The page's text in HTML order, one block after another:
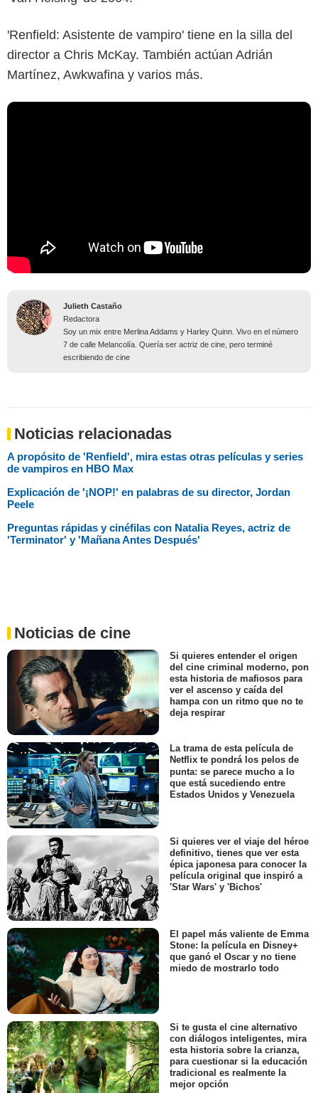
'Renfield: Asistente de vampiro' tiene en la silla del
director a Chris McKay. También actúan Adrián
Martínez, Awkwafina y varios más.
Julieth Castaño
Redactora
Soy un mix entre Merlina Addams y Harley Quinn. Vivo en el número
7 de calle Melancolía. Quería ser actriz de cine, pero terminé
escribiendo de cine
Noticias relacionadas
A propósito de 'Renfield', mira estas otras películas y series
de vampiros en HBO Max
Explicación de '¡NOP!' en palabras de su director, Jordan
Peele
Preguntas rápidas y cinéfilas con Natalia Reyes, actriz de
'Terminator' y 'Mañana Antes Después'
Noticias de cine
Si quieres entender el origen
del cine criminal moderno, pon
esta historia de mafiosos para
ver el ascenso y caída del
hampa con un ritmo que no te
deja respirar
La trama de esta película de
Netflix te pondrá los pelos de
punta: se parece mucho a lo
que está sucediendo entre
Estados Unidos y Venezuela
Si quieres ver el viaje del héroe
definitivo, tienes que ver esta
épica japonesa para conocer la
película original que inspiró a
'Star Wars' y 'Bichos'
El papel más valiente de Emma
Stone: la película en Disney+
que ganó el Oscar y no tiene
miedo de mostrarlo todo
Si te gusta el cine alternativo
con diálogos inteligentes, mira
esta historia sobre la crianza,
para cuestionar si la educación
tradicional es realmente la
mejor opción